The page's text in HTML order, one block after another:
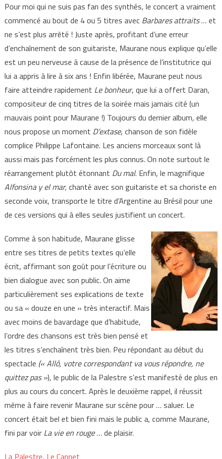
Pour moi qui ne suis pas fan des synthés, le concert a vraiment
commencé au bout de 4 ou 5 titres avec Barbares attraits… et
ne s’est plus arrêté ! Juste après, profitant d’une erreur
d’enchaînement de son guitariste, Maurane nous explique qu’elle
est un peu nerveuse à cause de la présence de l’institutrice qui
lui a appris à lire à six ans ! Enfin libérée, Maurane peut nous
faire atteindre rapidement Le bonheur, que lui a offert Daran,
compositeur de cinq titres de la soirée mais jamais cité (un
mauvais point pour Maurane !) Toujours du dernier album, elle
nous propose un moment D’extase, chanson de son fidèle
complice Philippe Lafontaine. Les anciens morceaux sont là
aussi mais pas forcément les plus connus. On note surtout le
réarrangement plutôt étonnant Du mal. Enfin, le magnifique
Alfonsina y el mar, chanté avec son guitariste et sa choriste en
seconde voix, transporte le titre d’Argentine au Brésil pour une
de ces versions qui à elles seules justifient un concert.
Comme à son habitude, Maurane glisse
entre ses titres de petits textes qu’elle
écrit, affirmant son goût pour l’écriture ou
bien dialogue avec son public. On aime
particulièrement ses explications de texte
ou sa « douze en une » très interactif. Mais
avec moins de bavardage que d’habitude,
l’ordre des chansons est très bien pensé et
les titres s’enchaînent très bien. Peu répondant au début du
spectacle (« Allô, votre correspondant va vous répondre, ne
quittez pas »), le public de la Palestre s’est manifesté de plus en
plus au cours du concert. Après le deuxième rappel, il réussit
même à faire revenir Maurane sur scène pour … saluer. Le
concert était bel et bien fini mais le public a, comme Maurane,
fini par voir La vie en rouge… de plaisir.